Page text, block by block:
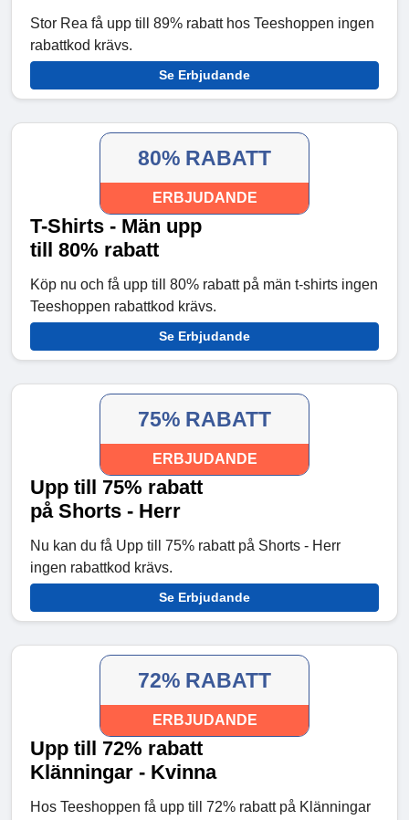
Stor Rea få upp till 89% rabatt hos Teeshoppen ingen
rabattkod krävs.
Se Erbjudande
80% RABATT
ERBJUDANDE
T-Shirts - Män upp
till 80% rabatt
Köp nu och få upp till 80% rabatt på män t-shirts ingen
Teeshoppen rabattkod krävs.
Se Erbjudande
75% RABATT
ERBJUDANDE
Upp till 75% rabatt
på Shorts - Herr
Nu kan du få Upp till 75% rabatt på Shorts - Herr
ingen rabattkod krävs.
Se Erbjudande
72% RABATT
ERBJUDANDE
Upp till 72% rabatt
Klänningar - Kvinna
Hos Teeshoppen få upp till 72% rabatt på Klänningar